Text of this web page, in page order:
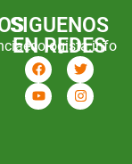
SIGUENOS
EN REDES